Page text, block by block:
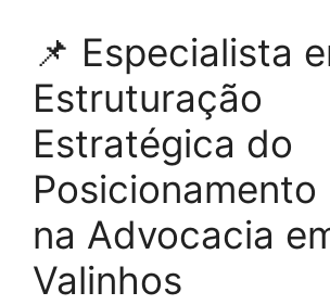
📌 Especialista
Estruturação
Estratégica do
Posicionamento
na Advocacia
Valinhos